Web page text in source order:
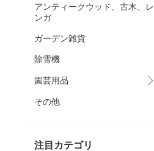
アンティークウッド、古木、レ
ンガ
ガーデン雑貨
除雪機
園芸用品
その他
注目カテゴリ